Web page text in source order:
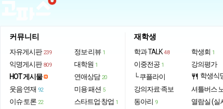
커뮤니티
자유게시판 239
익명게시판 809
HOT 게시물
웃음·연재 92
이슈·토론 22
정보·리뷰 1
대학원 1
연애상담 20
미용·패션 5
스타트업·창업 1
재학생
학과 TALK 48
이중전공 1
└ 쿠플라이
강의자료·족보
동아리 9
학생회 1
강의평가
restaurant 학생식
셔틀버스
열람실 (실